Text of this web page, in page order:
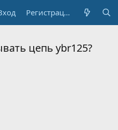
Регистрация
цепь ybr125?